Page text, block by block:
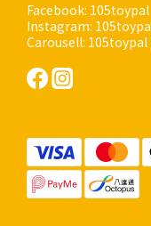
Facebook: 105toypal
Instagram:
Carousell: 105toypal